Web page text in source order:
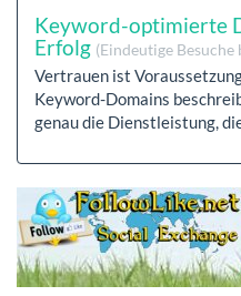
Keyword-optimierte
Erfolg (Eindeutige Besuche
Vertrauen ist
Keyword-Domains
genau die Dienstleistung,